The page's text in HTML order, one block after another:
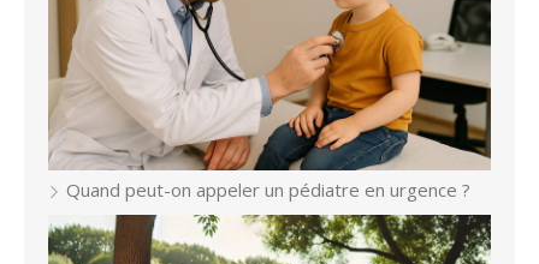
Quand peut-on appeler un pédiatre en urgence ?